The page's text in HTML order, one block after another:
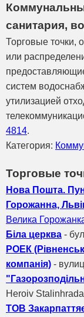
санитария,
Торговые точки,
или
систем
утилизацией
4814.
Категория:
Торговые
Нова Пошта.
Горожанна,
Велика
Біла церква -
РОЕК
компанія) -
Heroiv
ТОВ